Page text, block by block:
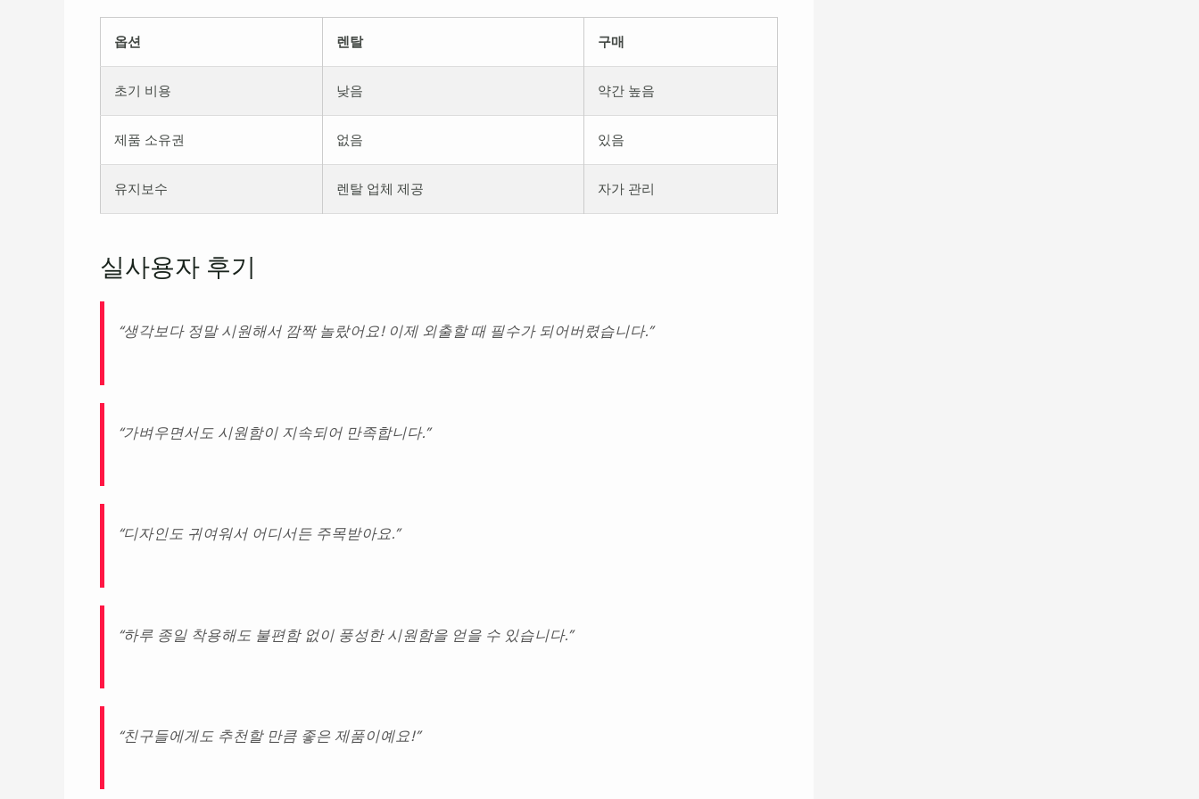
옵션 렌탈 구매
초기 비용 낮음 약간 높음
제품 소유권 없음 있음
유지보수 렌탈 업체 제공 자가 관리
실사용자 후기
“생각보다 정말 시원해서 깜짝 놀랐어요! 이제 외출할 때 필수가 되어버렸습니다.”
“가벼우면서도 시원함이 지속되어 만족합니다.”
“디자인도 귀여워서 어디서든 주목받아요.”
“하루 종일 착용해도 불편함 없이 풍성한 시원함을 얻을 수 있습니다.”
“친구들에게도 추천할 만큼 좋은 제품이예요!”